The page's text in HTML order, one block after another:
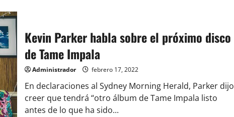
Kevin Parker habla sobre el próximo disco
de Tame Impala
Administrador febrero 17, 2022
En declaraciones al Sydney Morning Herald, Parker dijo
creer que tendrá “otro álbum de Tame Impala listo
antes de lo que ha sido...